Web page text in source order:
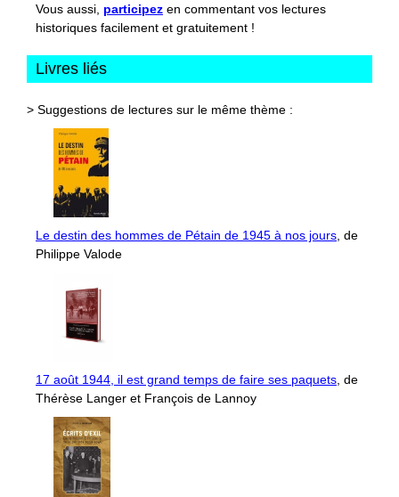
Vous aussi, participez en commentant vos lectures
historiques facilement et gratuitement !
Livres liés
> Suggestions de lectures sur le même thème :
Le destin des hommes de Pétain de 1945 à nos jours , de
Philippe Valode
17 août 1944, il est grand temps de faire ses paquets , de
Thérèse Langer et François de Lannoy